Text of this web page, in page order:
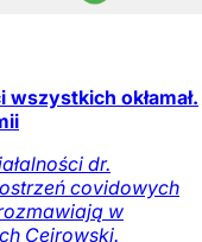
okłamał.
dr.
covidowych
w
Cejrowski.